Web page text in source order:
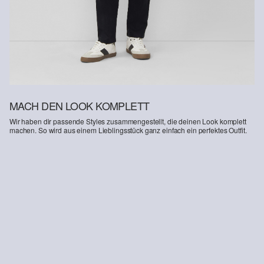
Deine Retoure kannst du HIER online anmelden.
MACH DEN LOOK KOMPLETT
Wir haben dir passende Styles zusammengestellt, die deinen Look komplett
machen. So wird aus einem Lieblingsstück ganz einfach ein perfektes Outfit.